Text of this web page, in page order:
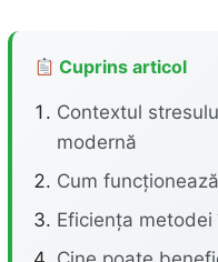
Cuprins articol
Contextul
modernă
Cum
Eficiența